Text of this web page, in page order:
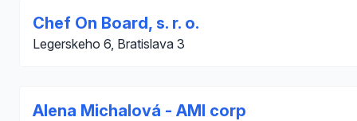
Chef On Board, s. r. o.
Legerskeho 6, Bratislava 3
Alena Michalová - AMI corp